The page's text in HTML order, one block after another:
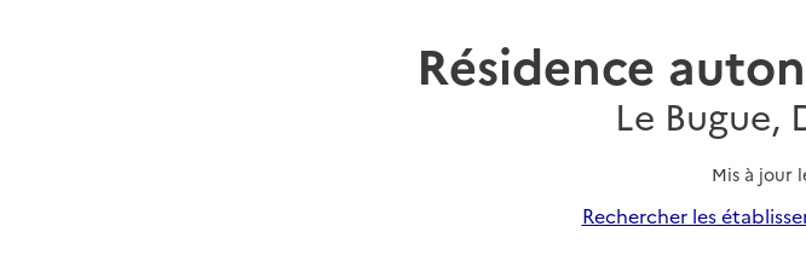
Résidence
Le Bugue,
Mis à jour
Rechercher les